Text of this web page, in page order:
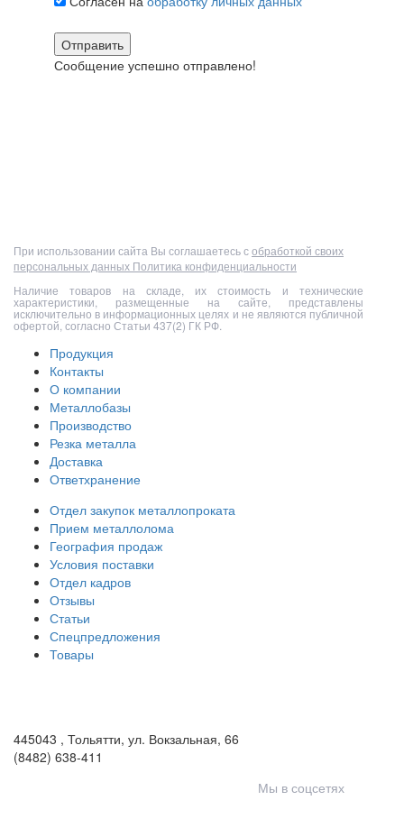
Отправить
Сообщение успешно отправлено!
При использовании сайта Вы соглашаетесь собработкой своих
персональных данных Политика конфиденциальности
Наличие товаров на складе, их стоимость и технические
характеристики, размещенные на сайте, представлены
исключительно в информационных целях и не являются публичной
офертой, согласно Статьи 437(2) ГК РФ.
Продукция
Контакты
О компании
Металлобазы
Производство
Резка металла
Доставка
Ответхранение
Отдел закупок металлопроката
Прием металлолома
География продаж
Условия поставки
Отдел кадров
Отзывы
Статьи
Спецпредложения
Товары
445043 , Тольятти, ул. Вокзальная, 66
(8482) 638-411
Мы в соцсетях